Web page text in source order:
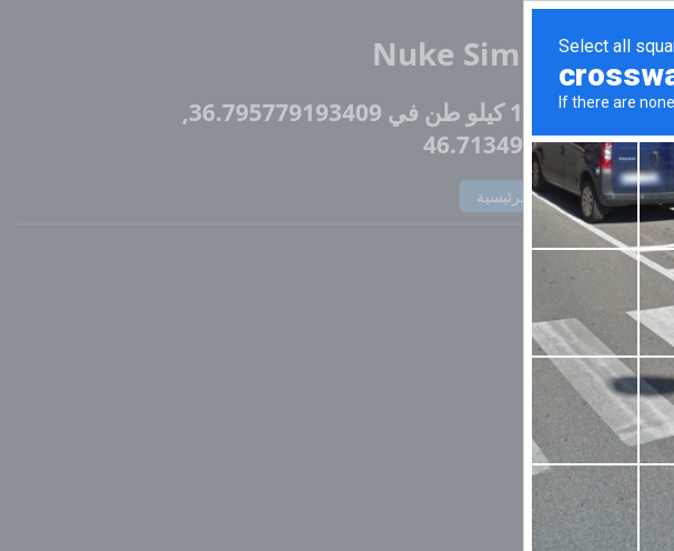
Nuke Simulator
10000000 كيلو طن في 36.795779193409,
46.713492894258
العودة إلى الرئيسية